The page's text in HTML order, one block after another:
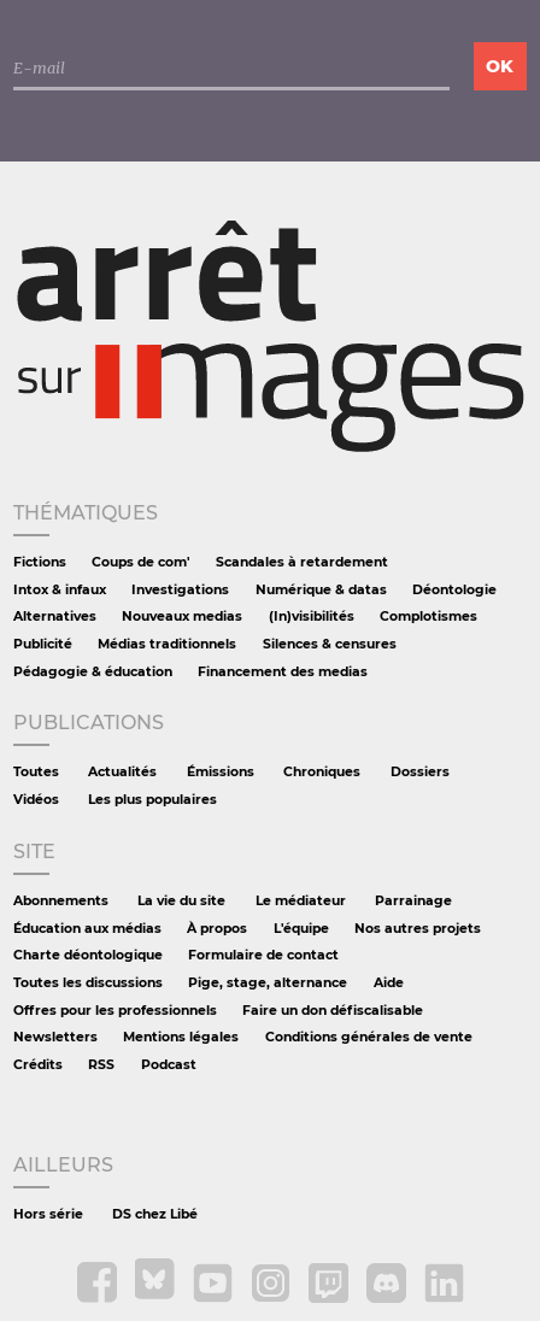
THÉMATIQUES
Fictions Coups de com'
Scandales à retardement
Intox & infaux
Investigations Numérique & datas
Déontologie
Alternatives
Nouveaux medias (In)visibilités
Complotismes
Publicité
Médias traditionnels
Silences & censures
Pédagogie & éducation
Financement des medias
PUBLICATIONS
Toutes Actualités Émissions Chroniques
Dossiers
Vidéos
Les plus populaires
SITE
Abonnements La vie du site Le médiateur
Parrainage
Éducation aux médias
À propos L'équipe
Nos autres projets
Charte déontologique
Formulaire de contact
Toutes les discussions
Pige, stage, alternance
Aide
Offres pour les professionnels
Faire un don défiscalisable
Newsletters
Mentions légales
Conditions générales de vente
Crédits
RSS Podcast
AILLEURS
Hors série DS chez Libé